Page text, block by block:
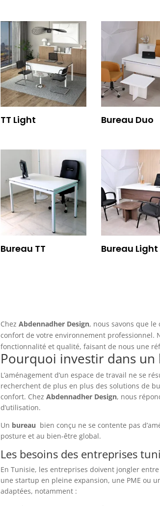
TT Light Bureau Duo
Bureau TT Bureau Light
Chez Abdennadher Design, nous savons que
confort de votre environnement professionnel.
fonctionnalité et qualité, faisant de nous une
Pourquoi investir dans
L’aménagement d’un espace de travail ne se
recherchent de plus en plus des solutions de
confort. Chez Abdennadher Design, nous
d’utilisation.
Un bureau bien conçu ne se contente pas
posture et au bien-être global.
Les besoins des entreprises
En Tunisie, les entreprises doivent jongler
une startup en pleine expansion, une PME ou
adaptées, notamment :